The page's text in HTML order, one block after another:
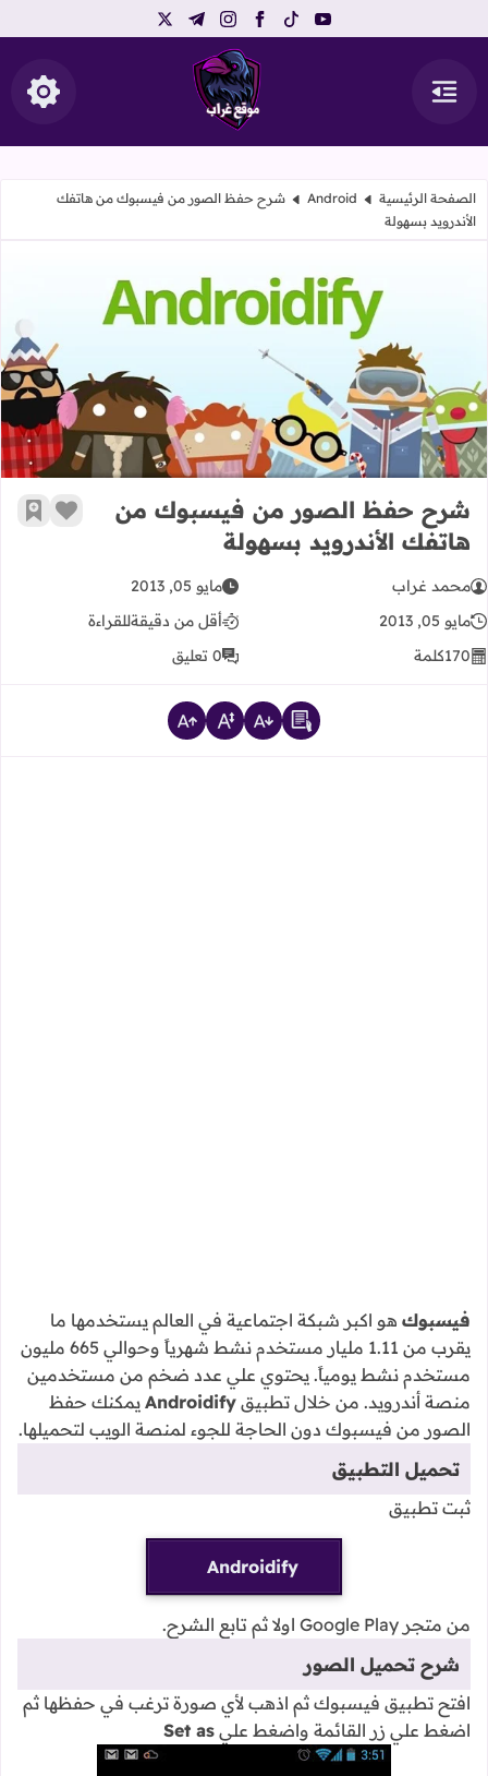
youtube
tiktok
facebook
instagram
telegram
x
القائمة موقع غراب إظهار
الصفحة الرئيسية Android
شرح حفظ الصور من فيسبوك من هاتفك
الأندرويد بسهولة
شرح حفظ الصور من فيسبوك من
شرح حفظ الصور من فيسبوك من
هاتفك الأندرويد بسهولة
زر أضف
محمد غراب
مايو 05, 2013
مايو 05, 2013
أقل من دقيقةللقراءة
170كلمة 0 تعليق
فيسبوك هو اكبر شبكة اجتماعية في العالم يستخدمها ما
يقرب من 1.11 مليار مستخدم نشط شهرياً وحوالي 665 مليون
مستخدم نشط يومياً. يحتوي علي عدد ضخم من مستخدمين
منصة أندرويد. من خلال تطبيق Androidify يمكنك حفظ
الصور من فيسبوك دون الحاجة للجوء لمنصة الويب لتحميلها.
تحميل التطبيق
ثبت تطبيق
Androidify
من متجر Google Play اولا ثم تابع الشرح.
شرح تحميل الصور
افتح تطبيق فيسبوك ثم اذهب لأي صورة ترغب في حفظها ثم
اضغط علي زر القائمة واضغط علي Set as